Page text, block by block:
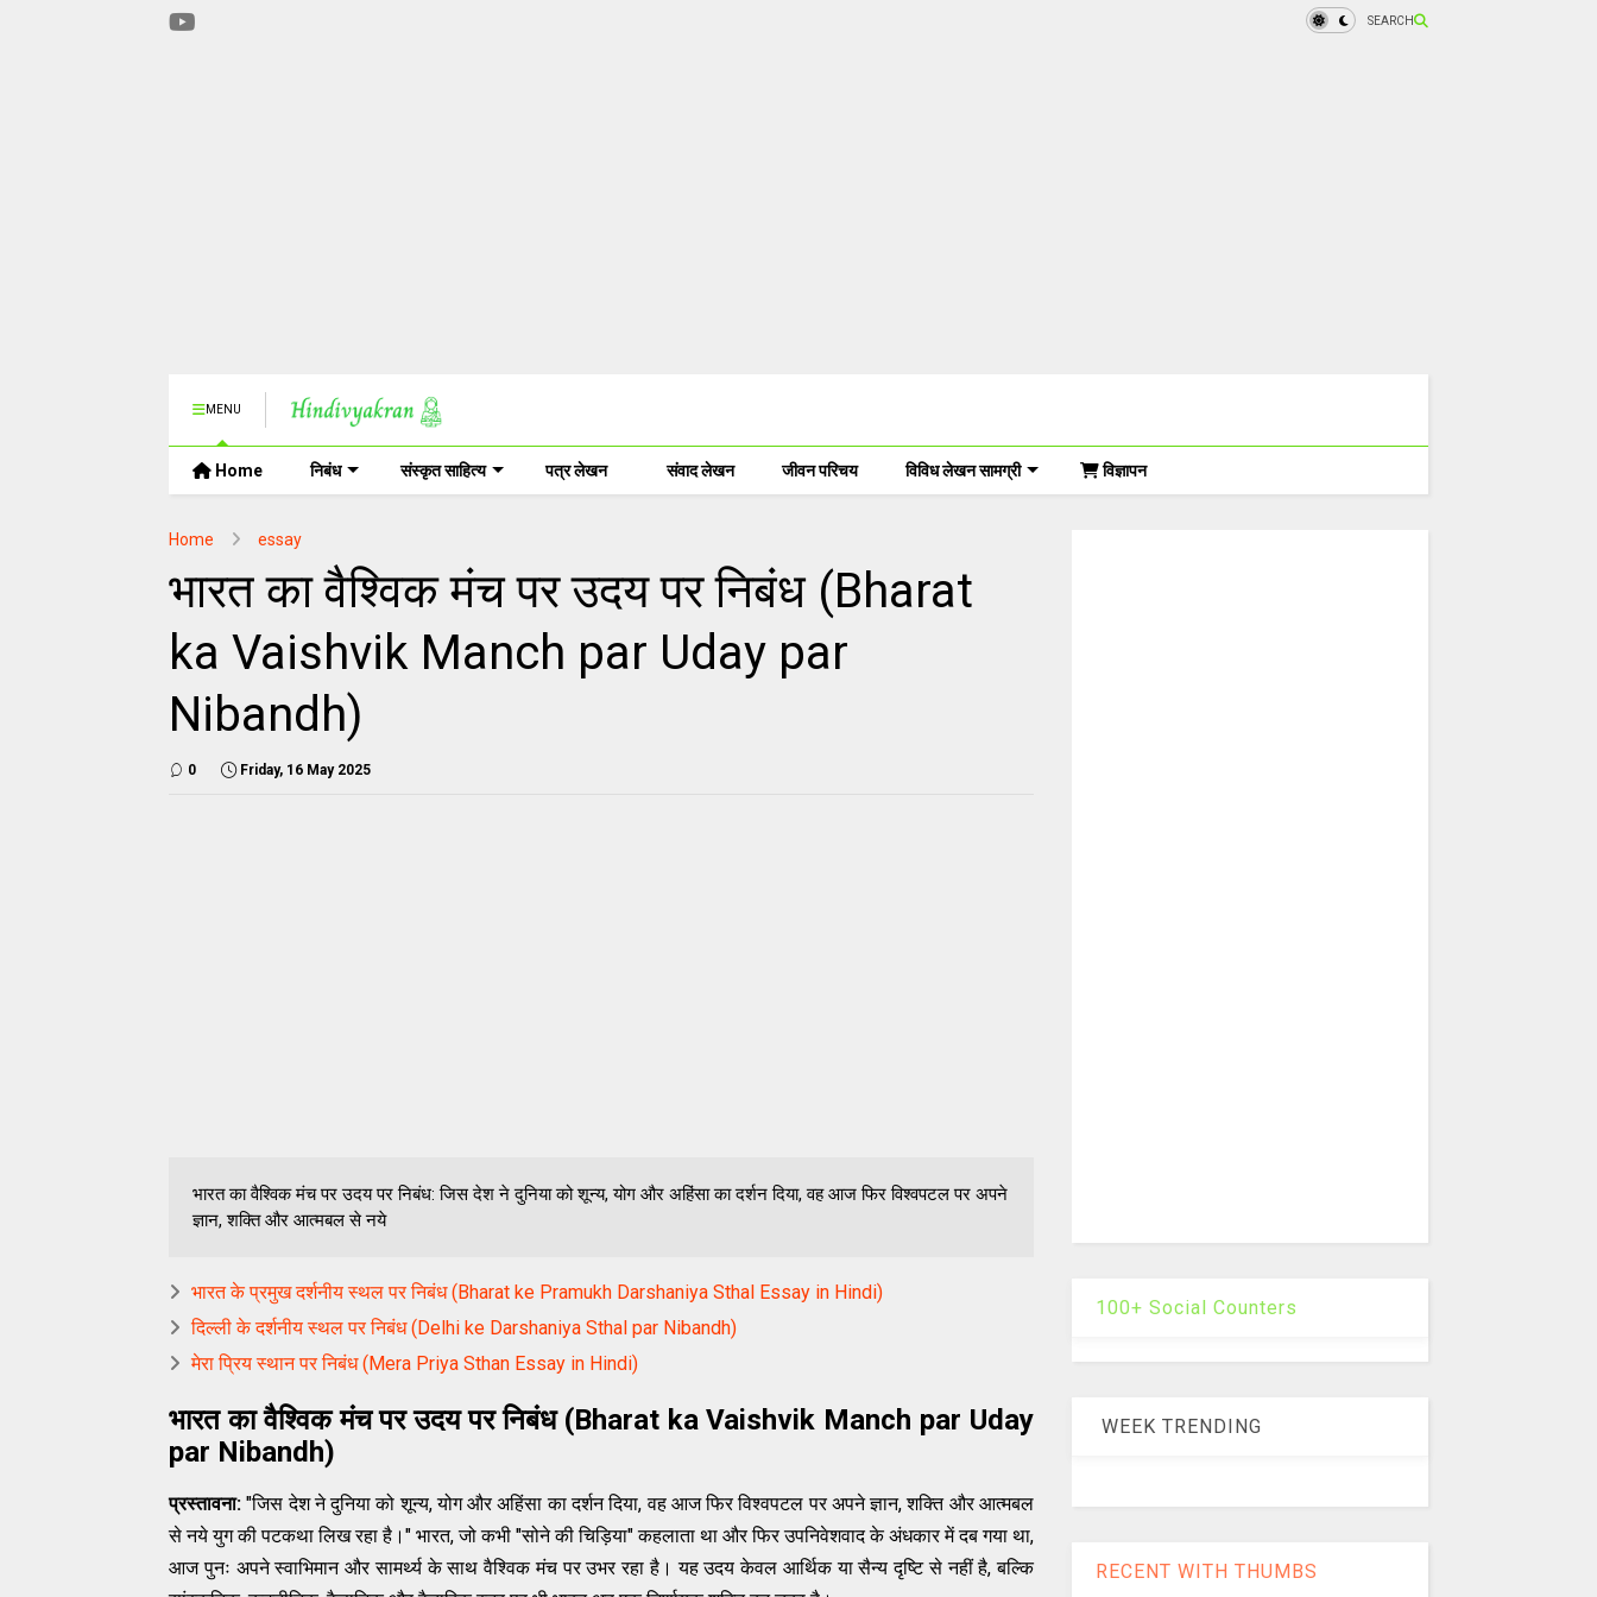
SEARCH
MENU
Home निबंध संस्कृत साहित्य पत्र लेखन संवाद लेखन जीवन परिचय विविध लेखन सामग्री विज्ञापन
Home essay
भारत का वैश्विक मंच पर उदय पर निबंध (Bharat
ka Vaishvik Manch par Uday par
Nibandh)
0 Friday, 16 May 2025
भारत का वैश्विक मंच पर उदय पर निबंध: जिस देश ने दुनिया को शून्य, योग और अहिंसा का दर्शन दिया, वह आज फिर विश्वपटल पर अपने
ज्ञान, शक्ति और आत्मबल से नये
भारत के प्रमुख दर्शनीय स्थल पर निबंध (Bharat ke Pramukh Darshaniya Sthal Essay in Hindi)
दिल्ली के दर्शनीय स्थल पर निबंध (Delhi ke Darshaniya Sthal par Nibandh)
मेरा प्रिय स्थान पर निबंध (Mera Priya Sthan Essay in Hindi)
भारत का वैश्विक मंच पर उदय पर निबंध (Bharat ka Vaishvik Manch par Uday
par Nibandh)
प्रस्तावना:"जिस देश ने दुनिया को शून्य, योग और अहिंसा का दर्शन दिया, वह आज फिर विश्वपटल पर अपने ज्ञान, शक्ति और आत्मबल
से नये युग की पटकथा लिख रहा है।" भारत, जो कभी "सोने की चिड़िया" कहलाता था और फिर उपनिवेशवाद के अंधकार में दब गया था,
आज पुनः अपने स्वाभिमान और सामर्थ्य के साथ वैश्विक मंच पर उभर रहा है। यह उदय केवल आर्थिक या सैन्य दृष्टि से नहीं है, बल्कि
100+ Social Counters
WEEK TRENDING
RECENT WITH THUMBS